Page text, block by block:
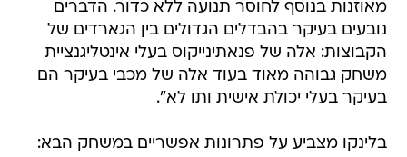
מאוזנות בנוסף לחוסר תנועה ללא כדור. הדברים
נובעים בעיקר בהבדלים הגדולים בין הגארדים של
הקבוצות: אלה של פנאתינייקוס בעלי אינטליגנציית
משחק גבוהה מאוד בעוד אלה של מכבי בעיקר הם
בעיקר בעלי יכולת אישית ותו לא".
בלינקו מצביע על פתרונות אפשריים במשחק הבא: